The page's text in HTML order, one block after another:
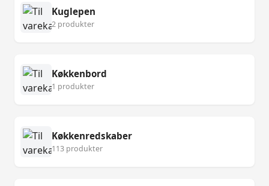
Kuglepen
2 produkter
Køkkenbord
1 produkter
Køkkenredskaber
113 produkter